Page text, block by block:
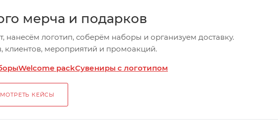
мерча и подарков
логотип, соберём наборы и организуем доставку.
клиентов, мероприятий и промоакций.
Welcome packСувениры с логотипом
КЕЙСЫ